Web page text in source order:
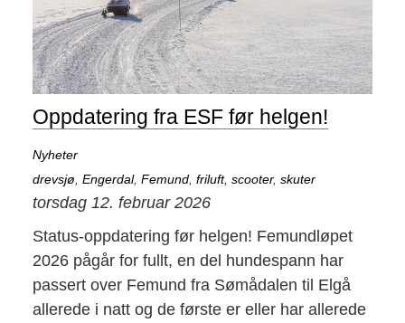
Oppdatering fra ESF før helgen!
Nyheter
drevsjø Engerdal, Femund, friluft, scooter, skuter
torsdag 12. februar 2026
Status-oppdatering før helgen! Femundløpet
2026 pågår for fullt, en del hundespann har
passert over Femund fra Sømådalen til Elgå
allerede i natt og de første er eller har allerede